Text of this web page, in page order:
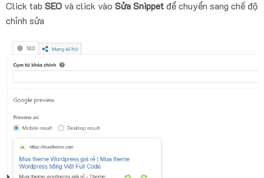
Click tab SEO và click vào Sửa Snippet để chuyển sang chế độ
chỉnh sửa